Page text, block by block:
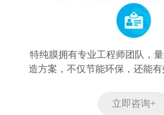
特纯膜拥有专业工程师团队，
造方案，不仅节能环保，还能有
立即咨询+